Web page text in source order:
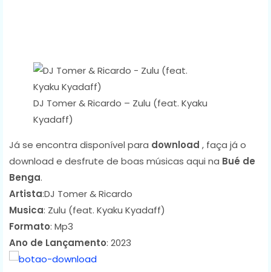
DJ Tomer & Ricardo – Zulu (feat. Kyaku
Kyadaff)
Já se encontra disponível para download , faça já o
download e desfrute de boas músicas aqui na Bué de
Benga.
Artista:DJ Tomer & Ricardo
Musica: Zulu (feat. Kyaku Kyadaff)
Formato: Mp3
Ano de Lançamento: 2023